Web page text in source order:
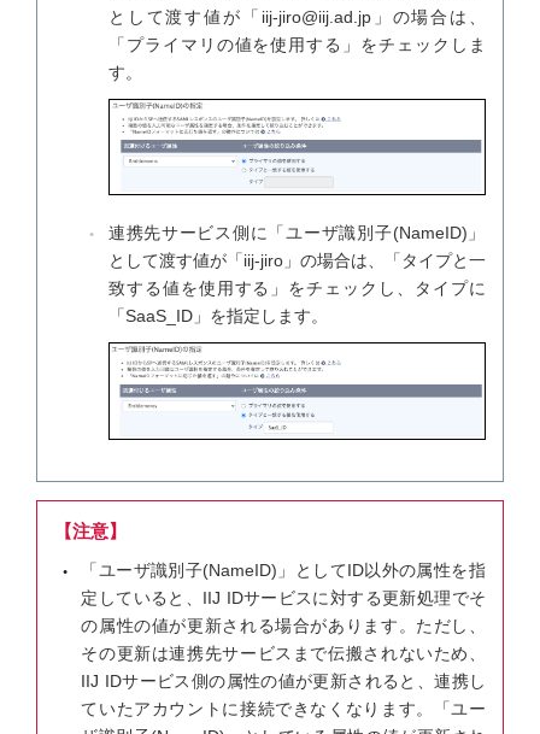
として渡す値が「iij-jiro@iij.ad.jp」の場合は、
「プライマリの値を使用する」をチェックしま
す。
連携先サービス側に「ユーザ識別子(NameID)」
として渡す値が「iij-jiro」の場合は、「タイプと一
致する値を使用する」をチェックし、タイプに
「SaaS_ID」を指定します。
【注意】
「ユーザ識別子(NameID)」としてID以外の属性を指
定していると、IIJ IDサービスに対する更新処理でそ
の属性の値が更新される場合があります。ただし、
その更新は連携先サービスまで伝搬されないため、
IIJ IDサービス側の属性の値が更新されると、連携し
ていたアカウントに接続できなくなります。「ユー